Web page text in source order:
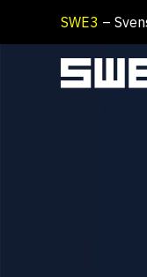
SWE3 –